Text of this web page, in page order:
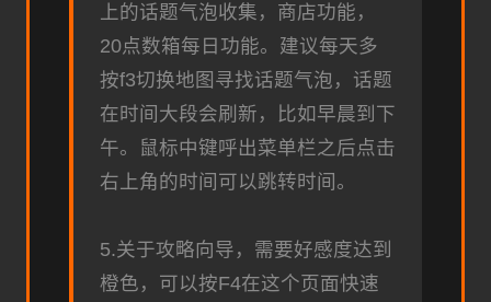
上的话题气泡收集，商店功能，
20点数箱每日功能。建议每天多
按f3切换地图寻找话题气泡，话题
在时间大段会刷新，比如早晨到下
午。鼠标中键呼出菜单栏之后点击
右上角的时间可以跳转时间。
5.关于攻略向导，需要好感度达到
橙色，可以按F4在这个页面快速